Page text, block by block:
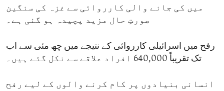
میں کی جانے والی کارروائی سے غزہ کی سنگین
صورتِ حال مزید پچیدہ ہو گئی ہے۔
رفح میں اسرائیلی کارروائی کے نتیجے میں چھ مئی سے اب
تک تقریباً 640,000 افراد علاقے سے نکل گئے ہیں۔
انسانی بنیادوں پر کام کرنے والوں کے لیے رفح